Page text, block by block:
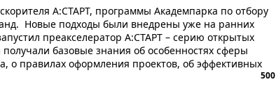
А:СТАРТ, программы Академпарка по отбору
Новые подходы были внедрены уже на ранних
преакселератор А:СТАРТ – серию открытых
базовые знания об особенностях сферы
о правилах оформления проектов, об эффективных
500